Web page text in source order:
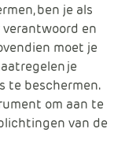
ben je als
en
moet je
je
te beschermen.
om aan te
van de